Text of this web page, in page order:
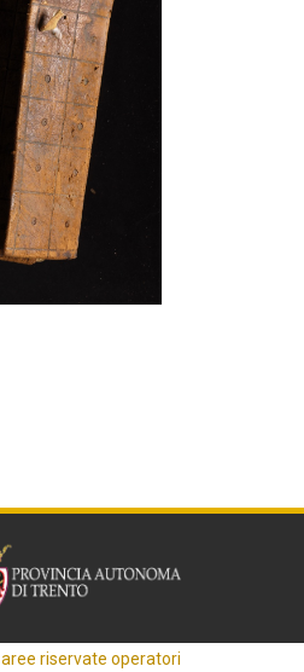
aree riservate operatori